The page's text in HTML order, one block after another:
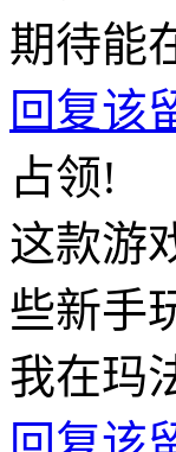
期待能
回复该
占领!
这款游
些新手
我在玛